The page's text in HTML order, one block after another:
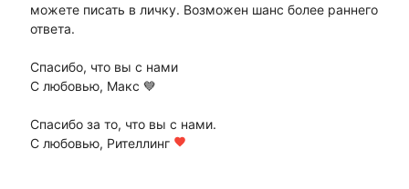
можете писать в личку. Возможен шанс более раннего
ответа.
Спасибо, что вы с нами
С любовью, Макс 💙
Спасибо за то, что вы с нами.
С любовью, Рителлинг favorite